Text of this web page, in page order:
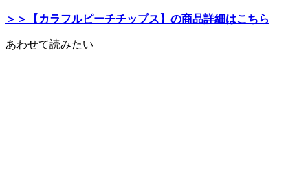
＞＞【カラフルピーチチップス】の商品詳細はこちら
あわせて読みたい